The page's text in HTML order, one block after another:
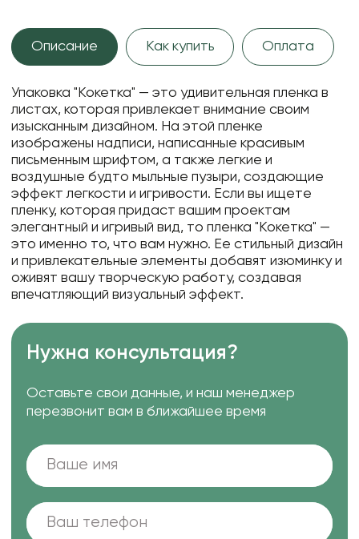
Описание Как купить Оплата
Упаковка "Кокетка" — это удивительная пленка в
листах, которая привлекает внимание своим
изысканным дизайном. На этой пленке
изображены надписи, написанные красивым
письменным шрифтом, а также легкие и
воздушные будто мыльные пузыри, создающие
эффект легкости и игривости. Если вы ищете
пленку, которая придаст вашим проектам
элегантный и игривый вид, то пленка "Кокетка" —
это именно то, что вам нужно. Ее стильный дизайн
и привлекательные элементы добавят изюминку и
оживят вашу творческую работу, создавая
впечатляющий визуальный эффект.
Нужна консультация?
Оставьте свои данные, и наш менеджер
перезвонит вам в ближайшее время